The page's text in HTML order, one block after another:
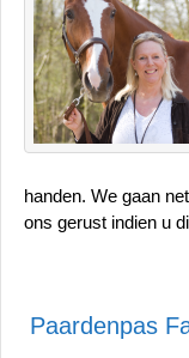
handen. We gaan
ons gerust indien u
Paardenpas